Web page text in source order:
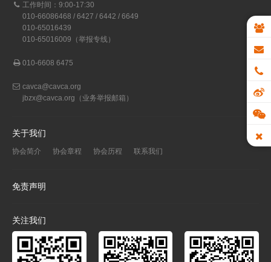
工作时间：9:00-17:30
010-66086468 / 6427 / 6442 / 6649
010-65016439
010-65016009（举报专线）
010-6608 6475
cavca@cavca.org
jbzx@cavca.org （业务举报邮箱）
关于我们
协会简介 协会章程 协会历程 联系我们
免责声明
关注我们